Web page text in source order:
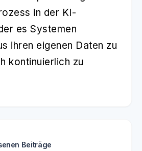
in der KI-
es Systemen
ihren eigenen Daten zu
kontinuierlich zu
Beiträge